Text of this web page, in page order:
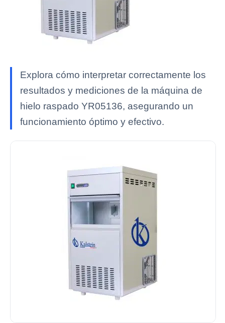
Explora cómo interpretar correctamente los
resultados y mediciones de la máquina de
hielo raspado YR05136, asegurando un
funcionamiento óptimo y efectivo.